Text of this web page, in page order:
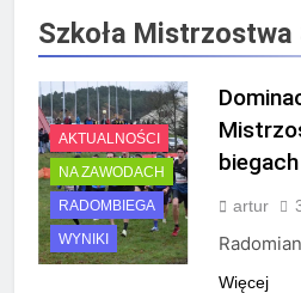
Szkoła
AKTUALNOŚCI
NA ZAWODACH
RADOMBIEGA
WYNIKI
artur
Więcej